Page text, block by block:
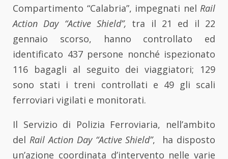
Compartimento “Calabria”, impegnati nel Rail
Action Day “Active Shield”, tra il 21 ed il 22
gennaio scorso, hanno controllato ed
identificato 437 persone nonché ispezionato
116 bagagli al seguito dei viaggiatori; 129
sono stati i treni controllati e 49 gli scali
ferroviari vigilati e monitorati.
Il Servizio di Polizia Ferroviaria, nell’ambito
del Rail Action Day “Active Shield”, ha disposto
un’azione coordinata d’intervento nelle varie